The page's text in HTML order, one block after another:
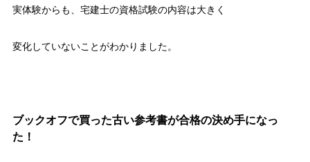
実体験からも、宅建士の資格試験の内容は大きく
変化していないことがわかりました。
ブックオフで買った古い参考書が合格の決め手になっ
た！